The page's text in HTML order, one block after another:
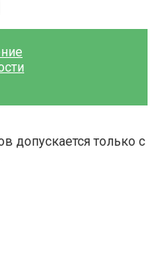
допускается только с